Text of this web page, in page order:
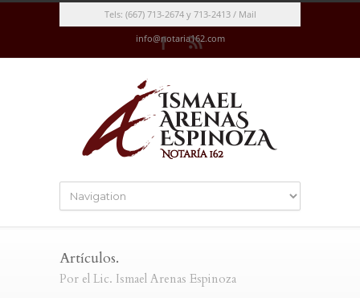
Tels: (667) 713-2674 y 713-2413 / Mail
info@notaria162.com
Artículos.
Por el Lic. Ismael Arenas Espinoza